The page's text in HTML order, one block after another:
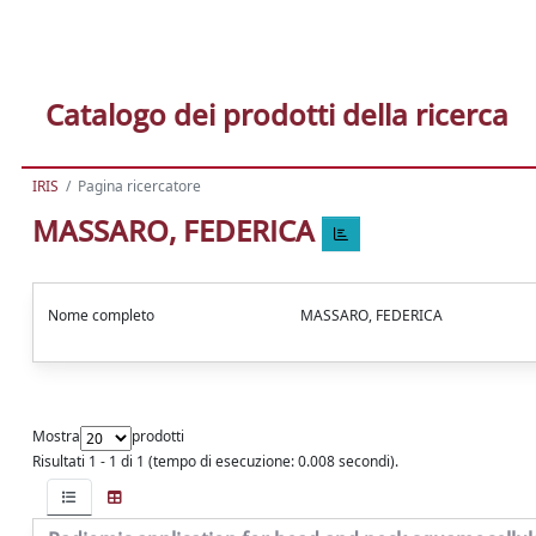
Catalogo dei prodotti della ricerca
IRIS Pagina ricercatore
MASSARO, FEDERICA
Nome completo MASSARO, FEDERICA
Mostra
prodotti
Risultati 1 - 1 di 1 (tempo di esecuzione: 0.008 secondi).